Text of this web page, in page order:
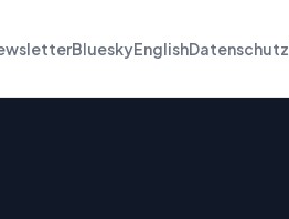
BlueskyEnglishDatenschutz